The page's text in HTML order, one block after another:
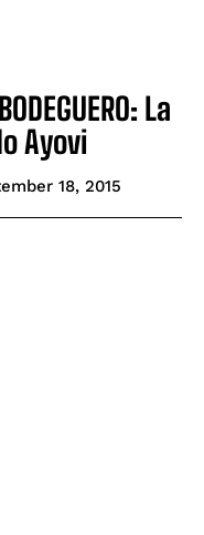
La
Ayovi
18, 2015